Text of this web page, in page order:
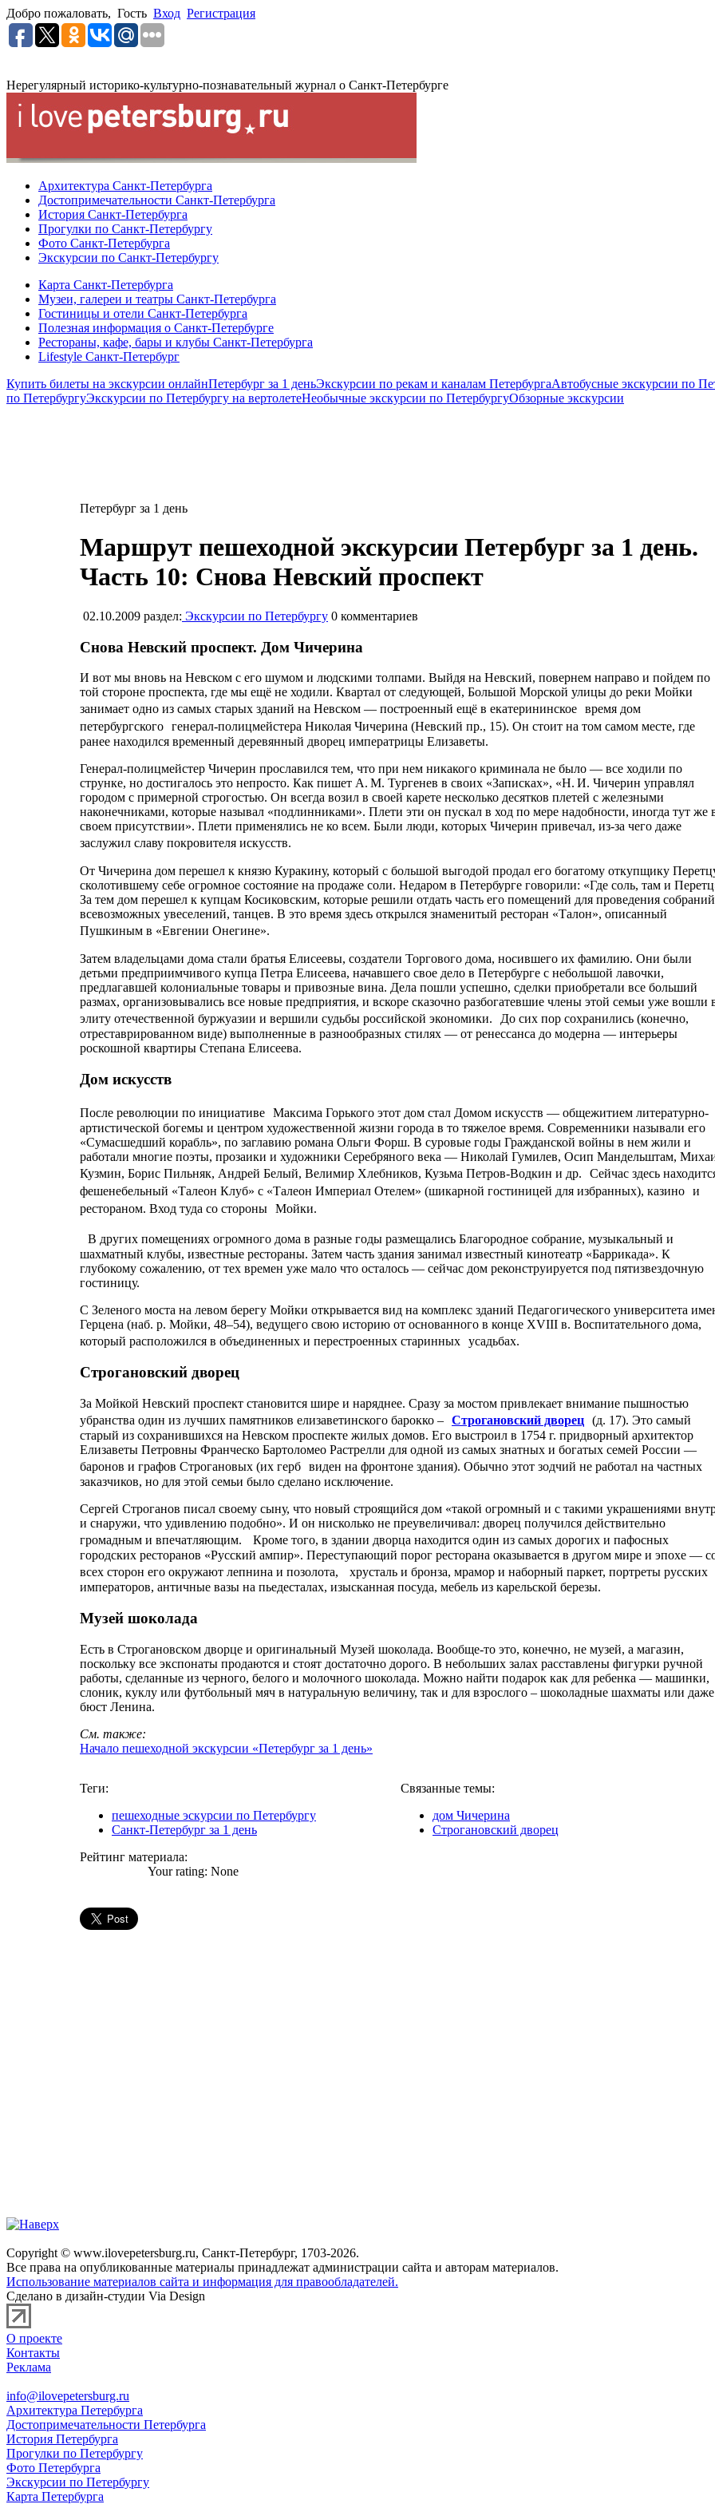
Добро пожаловать, Гость Вход Регистрация
Нерегулярный историко-культурно-познавательный журнал о Санкт-Петербурге
Архитектура Санкт-Петербурга
Достопримечательности Санкт-Петербурга
История Санкт-Петербурга
Прогулки по Санкт-Петербургу
Фото Санкт-Петербурга
Экскурсии по Санкт-Петербургу
Карта Санкт-Петербурга
Музеи, галереи и театры Санкт-Петербурга
Гостиницы и отели Санкт-Петербурга
Полезная информация о Санкт-Петербурге
Рестораны, кафе, бары и клубы Санкт-Петербурга
Lifestyle Санкт-Петербург
Купить билеты на экскурсии онлайнПетербург за 1 деньЭкскурсии по рекам и каналам ПетербургаАвтобусные экскурсии по
по ПетербургуЭкскурсии по Петербургу на вертолетеНеобычные экскурсии по ПетербургуОбзорные экскурсии
Петербург за 1 день
Маршрут пешеходной экскурсии Петербург за 1 день.
Часть 10: Снова Невский проспект
02.10.2009 раздел: Экскурсии по Петербургу 0 комментариев
Снова Невский проспект. Дом Чичерина
И вот мы вновь на Невском с его шумом и людскими толпами. Выйдя на Невский, повернем направо и пойдем по
той стороне проспекта, где мы ещё не ходили. Квартал от следующей, Большой Морской улицы до реки Мойки
занимает одно из самых старых зданий на Невском — построенный ещё в екатерининское время дом
петербургского генерал-полицмейстера Николая Чичерина (Невский пр., 15). Он стоит на том самом месте, где
ранее находился временный деревянный дворец императрицы Елизаветы.
Генерал-полицмейстер Чичерин прославился тем, что при нем никакого криминала не было — все ходили по
струнке, но достигалось это непросто. Как пишет A. M. Тургенев в своих «Записках», «Н. И. Чичерин управлял
городом с примерной строгостью. Он всегда возил в своей карете несколько десятков плетей с железными
наконечниками, которые называл «подлинниками». Плети эти он пускал в ход по мере надобности, иногда тут же
своем присутствии». Плети применялись не ко всем. Были люди, которых Чичерин привечал, из-за чего даже
заслужил славу покровителя искусств.
От Чичерина дом перешел к князю Куракину, который с большой выгодой продал его богатому откупщику
сколотившему себе огромное состояние на продаже соли. Недаром в Петербурге говорили: «Где соль, там и
За тем дом перешел к купцам Косиковским, которые решили отдать часть его помещений для проведения
всевозможных увеселений, танцев. В это время здесь открылся знаменитый ресторан «Талон», описанный
Пушкиным в «Евгении Онегине».
Затем владельцами дома стали братья Елисеевы, создатели Торгового дома, носившего их фамилию. Они были
детьми предприимчивого купца Петра Елисеева, начавшего свое дело в Петербурге с небольшой лавочки,
предлагавшей колониальные товары и привозные вина. Дела пошли успешно, сделки приобретали все больший
размах, организовывались все новые предприятия, и вскоре сказочно разбогатевшие члены этой семьи уже вошли
элиту отечественной буржуазии и вершили судьбы российской экономики. До сих пор сохранились (конечно,
отреставрированном виде) выполненные в разнообразных стилях — от ренессанса до модерна — интерьеры
роскошной квартиры Степана Елисеева.
Дом искусств
После революции по инициативе Максима Горького этот дом стал Домом искусств — общежитием литературно-
артистической богемы и центром художественной жизни города в то тяжелое время. Современники называли его
«Сумасшедший корабль», по заглавию романа Ольги Форш. В суровые годы Гражданской войны в нем жили и
работали многие поэты, прозаики и художники Серебряного века — Николай Гумилев, Осип Мандельштам,
Кузмин, Борис Пильняк, Андрей Белый, Велимир Хлебников, Кузьма Петров-Водкин и др. Сейчас здесь
фешенебельный «Талеон Клуб» с «Талеон Империал Отелем» (шикарной гостиницей для избранных), казино и
рестораном. Вход туда со стороны Мойки.
В других помещениях огромного дома в разные годы размещались Благородное собрание, музыкальный и
шахматный клубы, известные рестораны. Затем часть здания занимал известный кинотеатр «Баррикада». К
глубокому сожалению, от тех времен уже мало что осталось — сейчас дом реконструируется под пятизвездочную
гостиницу.
С Зеленого моста на левом берегу Мойки открывается вид на комплекс зданий Педагогического университета
Герцена (наб. р. Мойки, 48–54), ведущего свою историю от основанного в конце XVIII в. Воспитательного дома,
который расположился в объединенных и перестроенных старинных усадьбах.
Строгановский дворец
За Мойкой Невский проспект становится шире и наряднее. Сразу за мостом привлекает внимание пышностью
убранства один из лучших памятников елизаветинского барокко – Строгановский дворец (д. 17). Это самый
старый из сохранившихся на Невском проспекте жилых домов. Его выстроил в 1754 г. придворный архитектор
Елизаветы Петровны Франческо Бартоломео Растрелли для одной из самых знатных и богатых семей России —
баронов и графов Строгановых (их герб виден на фронтоне здания). Обычно этот зодчий не работал на частных
заказчиков, но для этой семьи было сделано исключение.
Сергей Строганов писал своему сыну, что новый строящийся дом «такой огромный и с такими украшениями
и снаружи, что удивлению подобно». И он нисколько не преувеличивал: дворец получился действительно
громадным и впечатляющим. Кроме того, в здании дворца находится один из самых дорогих и пафосных
городских ресторанов «Русский ампир». Переступающий порог ресторана оказывается в другом мире и эпохе —
всех сторон его окружают лепнина и позолота, хрусталь и бронза, мрамор и наборный паркет, портреты русских
императоров, античные вазы на пьедесталах, изысканная посуда, мебель из карельской березы.
Музей шоколада
Есть в Строгановском дворце и оригинальный Музей шоколада. Вообще-то это, конечно, не музей, а магазин,
поскольку все экспонаты продаются и стоят достаточно дорого. В небольших залах расставлены фигурки ручной
работы, сделанные из черного, белого и молочного шоколада. Можно найти подарок как для ребенка — машинки,
слоник, куклу или футбольный мяч в натуральную величину, так и для взрослого – шоколадные шахматы или даже
бюст Ленина.
См. также:
Начало пешеходной экскурсии «Петербург за 1 день»
Теги:
пешеходные эскурсии по Петербургу
Санкт-Петербург за 1 день
Связанные темы:
дом Чичерина
Строгановский дворец
Рейтинг материала:
Your rating: None
Copyright © www.ilovepetersburg.ru, Санкт-Петербург, 1703-2026.
Все права на опубликованные материалы принадлежат администрации сайта и авторам материалов.
Использование материалов сайта и информация для правообладателей.
Сделано в дизайн-студии Via Design
О проекте
Контакты
Реклама
info@ilovepetersburg.ru
Архитектура Петербурга
Достопримечательности Петербурга
История Петербурга
Прогулки по Петербургу
Фото Петербурга
Экскурсии по Петербургу
Карта Петербурга